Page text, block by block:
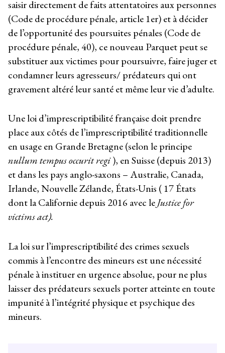
saisir directement de faits attentatoires aux personnes
(Code de procédure pénale, article 1er) et à décider
de l’opportunité des poursuites pénales (Code de
procédure pénale, 40), ce nouveau Parquet peut se
substituer aux victimes pour poursuivre, faire juger et
condamner leurs agresseurs/ prédateurs qui ont
gravement altéré leur santé et même leur vie d’adulte.
Une loi d’imprescriptibilité française doit prendre
place aux côtés de l’imprescriptibilité traditionnelle
en usage en Grande Bretagne (selon le principe
nullum tempus occurit regi), en Suisse (depuis 2013)
et dans les pays anglo-saxons – Australie, Canada,
Irlande, Nouvelle Zélande, États-Unis ( 17 États
dont la Californie depuis 2016 avec leJustice for
victims act).
La loi sur l’imprescriptibilité des crimes sexuels
commis à l’encontre des mineurs est une nécessité
pénale à instituer en urgence absolue, pour ne plus
laisser des prédateurs sexuels porter atteinte en toute
impunité à l’intégrité physique et psychique des
mineurs.